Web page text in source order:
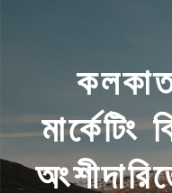
মার্কেটিং